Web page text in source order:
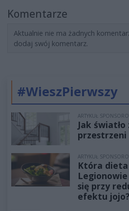
Komentarze
Aktualnie nie ma żadnych
dodaj swój komentarz.
#WieszPierwszy
ARTYKUŁ
Jak
przestrzeni
ARTYKUŁ
Która dieta
się przy
efektu jojo?